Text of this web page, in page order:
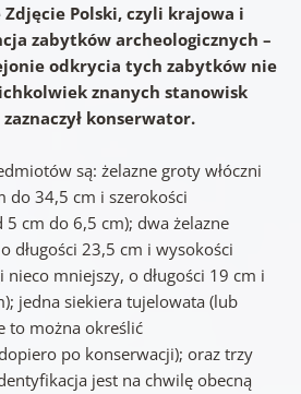
Zdjęcie Polski, czyli krajowa i
zabytków archeologicznych –
odkrycia tych zabytków nie
znanych stanowisk
konserwator.
są: żelazne groty włóczni
do 34,5 cm i szerokości
cm do 6,5 cm); dwa żelazne
długości 23,5 cm i wysokości
mniejszy, o długości 19 cm i
jedna siekiera tujelowata (lub
to można określić
po konserwacji); oraz trzy
jest na chwilę obecną